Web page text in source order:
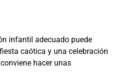
infantil adecuado puede
caótica y una celebración
hacer unas